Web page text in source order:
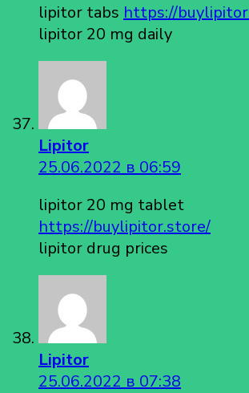
lipitor tabs https://
lipitor 20 mg daily
Lipitor
25.06.2022 в 06:59
lipitor 20 mg tablet
https://buylipitor.store/
lipitor drug prices
Lipitor
25.06.2022 в 07:38